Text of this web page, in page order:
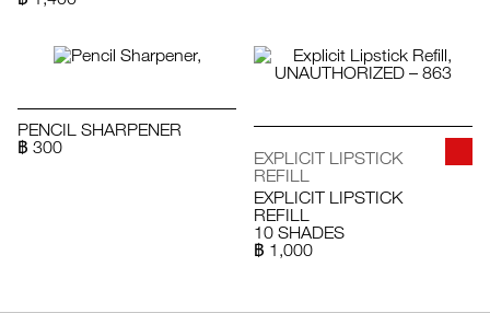
PENCIL SHARPENER
฿ 300
EXPLICIT LIPSTICK
REFILL
EXPLICIT LIPSTICK
REFILL
10 SHADES
฿ 1,000